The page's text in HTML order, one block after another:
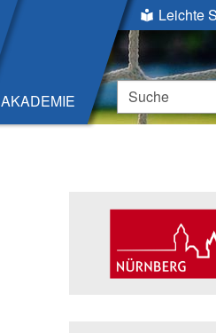
AKADEMIE
Leichte
Suche